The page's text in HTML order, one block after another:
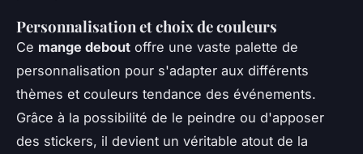
Personnalisation et choix de couleurs
Ce mange debout offre une vaste palette de
personnalisation pour s'adapter aux différents
thèmes et couleurs tendance des événements.
Grâce à la possibilité de le peindre ou d'apposer
des stickers, il devient un véritable atout de la